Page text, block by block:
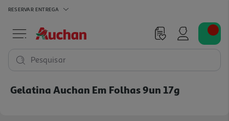
RESERVAR ENTREGA
Pesquisar
Gelatina Auchan Em Folhas 9un 17g